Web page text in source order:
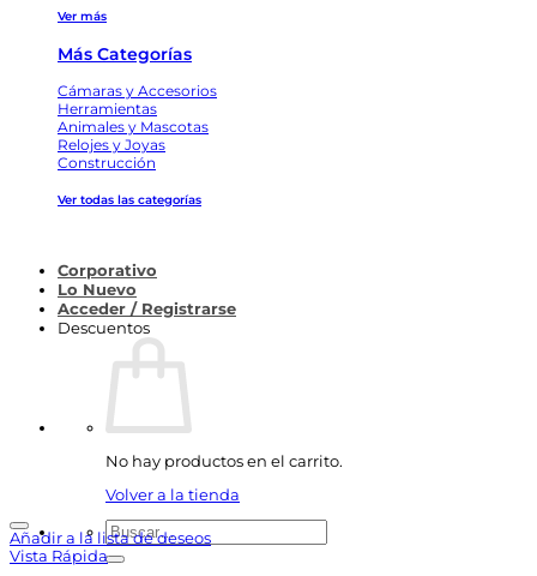
Ver más
Más Categorías
Cámaras y Accesorios
Herramientas
Animales y Mascotas
Relojes y Joyas
Construcción
Ver todas las categorías
Corporativo
Lo Nuevo
Acceder / Registrarse
Descuentos
No hay productos en el carrito.
Volver a la tienda
Buscar
por:
Añadir a la lista de deseos
Vista Rápida